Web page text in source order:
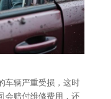
车辆严重受损，这时
会赔付维修费用，还